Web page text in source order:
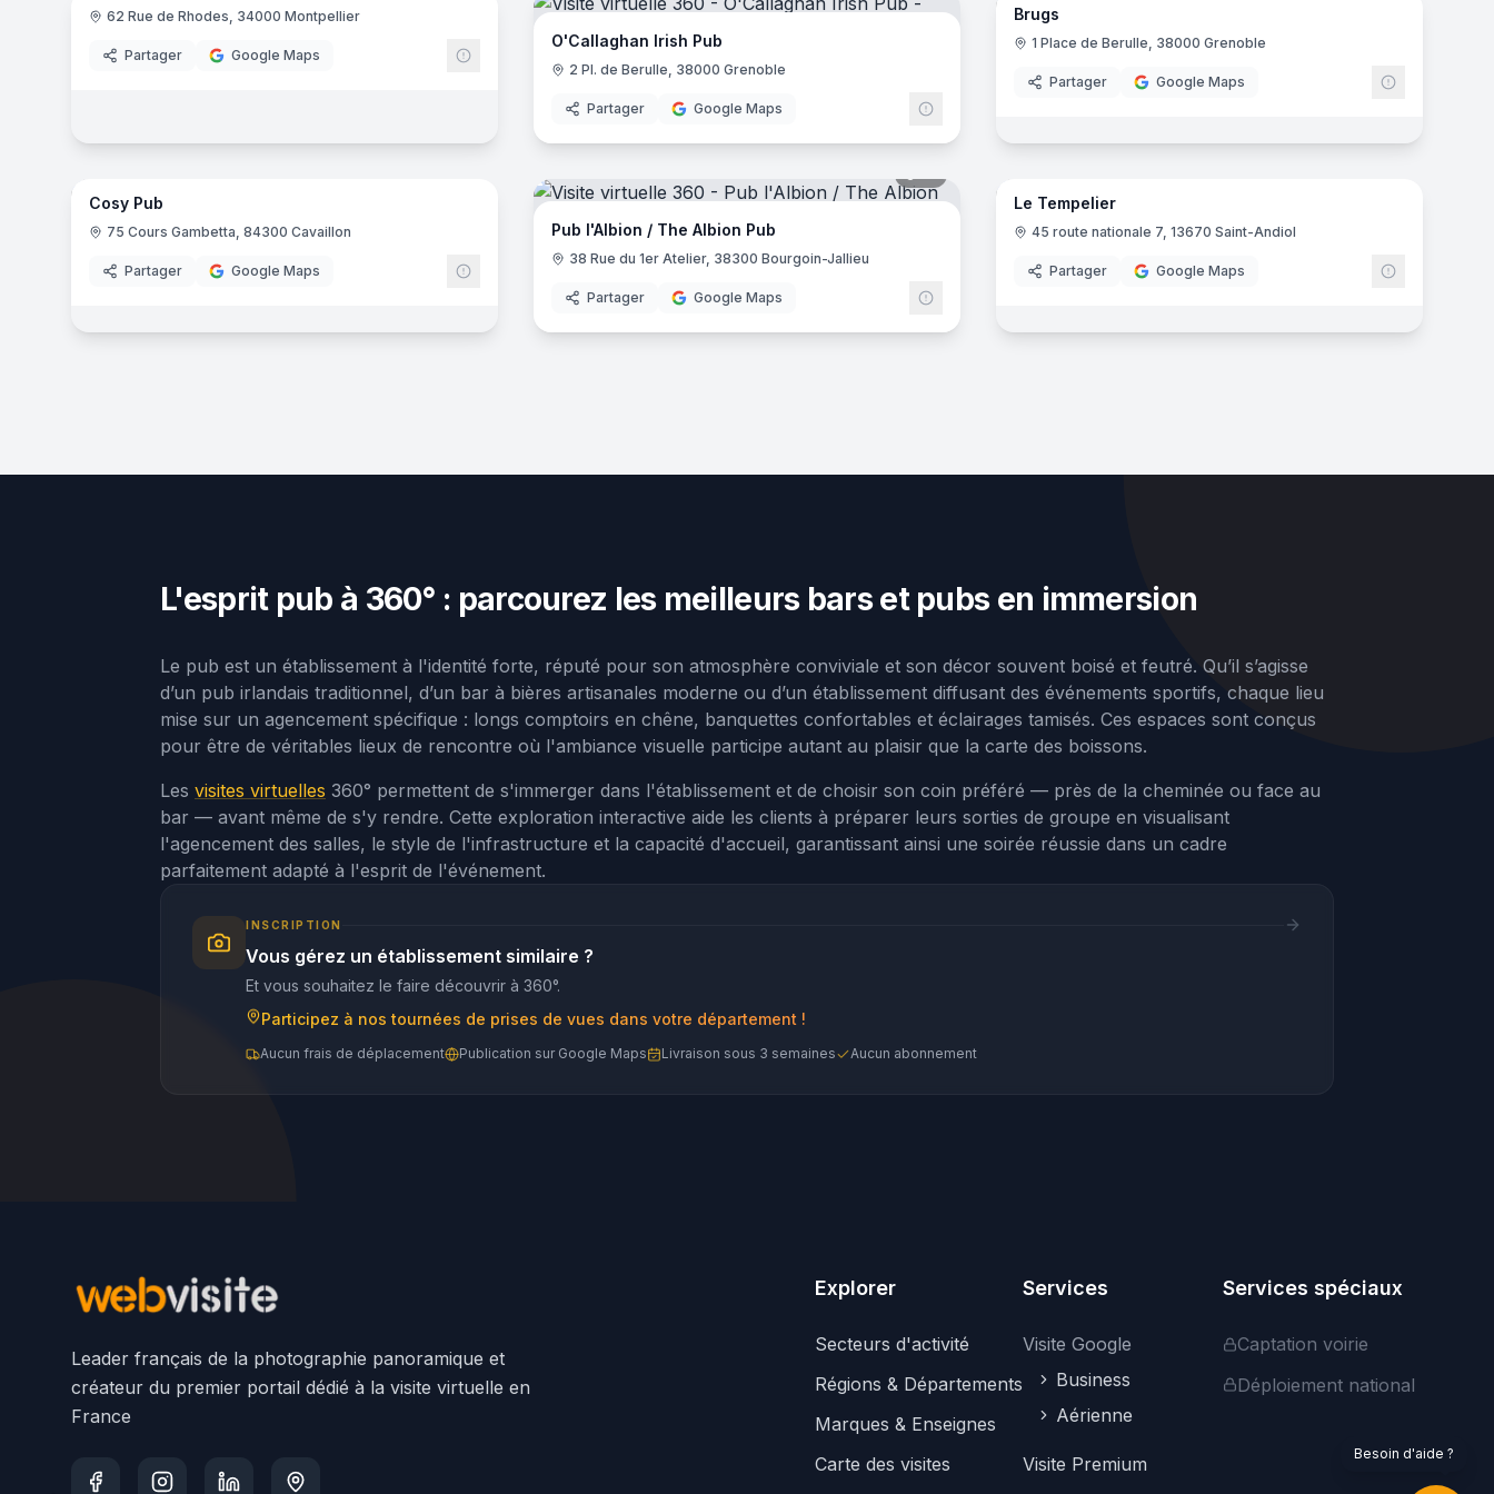
62 Rue de Rhodes, 34000 Montpellier
Partager Google Maps
O'Callaghan Irish Pub
2 Pl. de Berulle, 38000 Grenoble
Partager Google Maps
Brugs
1 Place de Berulle, 38000 Grenoble
Partager Google Maps
9panoramas
Cosy Pub
75 Cours Gambetta, 84300 Cavaillon
Partager Google Maps
Pub l'Albion / The Albion Pub
38 Rue du 1er Atelier, 38300 Bourgoin-Jallieu
Partager Google Maps
8panoramas
Le Tempelier
45 route nationale 7, 13670 Saint-Andiol
Partager Google Maps
L'esprit pub à 360° : parcourez les meilleurs bars et pubs en immersion
Le pub est un établissement à l'identité forte, réputé pour son atmosphère conviviale et son décor souvent boisé et feutré. Qu’il s’agisse
d’un pub irlandais traditionnel, d’un bar à bières artisanales moderne ou d’un établissement diffusant des événements sportifs, chaque lieu
mise sur un agencement spécifique : longs comptoirs en chêne, banquettes confortables et éclairages tamisés. Ces espaces sont conçus
pour être de véritables lieux de rencontre où l'ambiance visuelle participe autant au plaisir que la carte des boissons.
Les visites virtuelles 360° permettent de s'immerger dans l'établissement et de choisir son coin préféré — près de la cheminée ou face au
bar — avant même de s'y rendre. Cette exploration interactive aide les clients à préparer leurs sorties de groupe en visualisant
l'agencement des salles, le style de l'infrastructure et la capacité d'accueil, garantissant ainsi une soirée réussie dans un cadre
parfaitement adapté à l'esprit de l'événement.
INSCRIPTION
Vous gérez un établissement similaire ?
Et vous souhaitez le faire découvrir à 360°.
Participez à nos tournées de prises de vues dans votre département !
Aucun frais de déplacement Publication sur Google Maps Livraison sous 3 semaines Aucun abonnement
Leader français de la photographie panoramique et
créateur du premier portail dédié à la visite virtuelle en
France
Explorer
Secteurs d'activité
Régions & Départements
Marques & Enseignes
Carte des visites
Services
Visite Google
Business
Aérienne
Visite Premium
Services spéciaux
Captation voirie
Déploiement national
Google Street View
Besoin d'aide ?